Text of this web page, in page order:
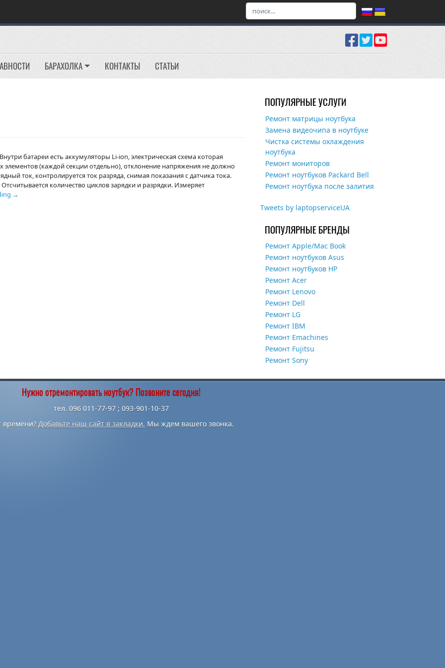
БАРАХОЛКА КОНТАКТЫ СТАТЬИ
батареи есть аккумуляторы Li-ion, электрическая схема которая
элементов (каждой секции отдельно), отклонение напряжения не должно
ток, контролируется ток разряда, снимая показания с датчика тока.
количество циклов зарядки и разрядки. Измеряет
→
ПОПУЛЯРНЫЕ УСЛУГИ
Ремонт матрицы ноутбука
Замена видеочипа в ноутбуке
Чистка системы охлаждения
ноутбука
Ремонт мониторов
Ремонт ноутбуков Packard Bell
Ремонт ноутбука после залития
Tweets by laptopserviceUA
ПОПУЛЯРНЫЕ БРЕНДЫ
Ремонт Apple/Mac Book
Ремонт ноутбуков Asus
Ремонт ноутбуков HP
Ремонт Acer
Ремонт Lenovo
Ремонт Dell
Ремонт LG
Ремонт IBM
Ремонт Emachines
Ремонт Fujitsu
Ремонт Sony
Нужно отремонтировать ноутбук? Позвоните сегодня!
тел. 096 011-77-97 ; 093-901-10-37
времени? Добавьте наш сайт в закладки. Мы ждем вашего звонка.